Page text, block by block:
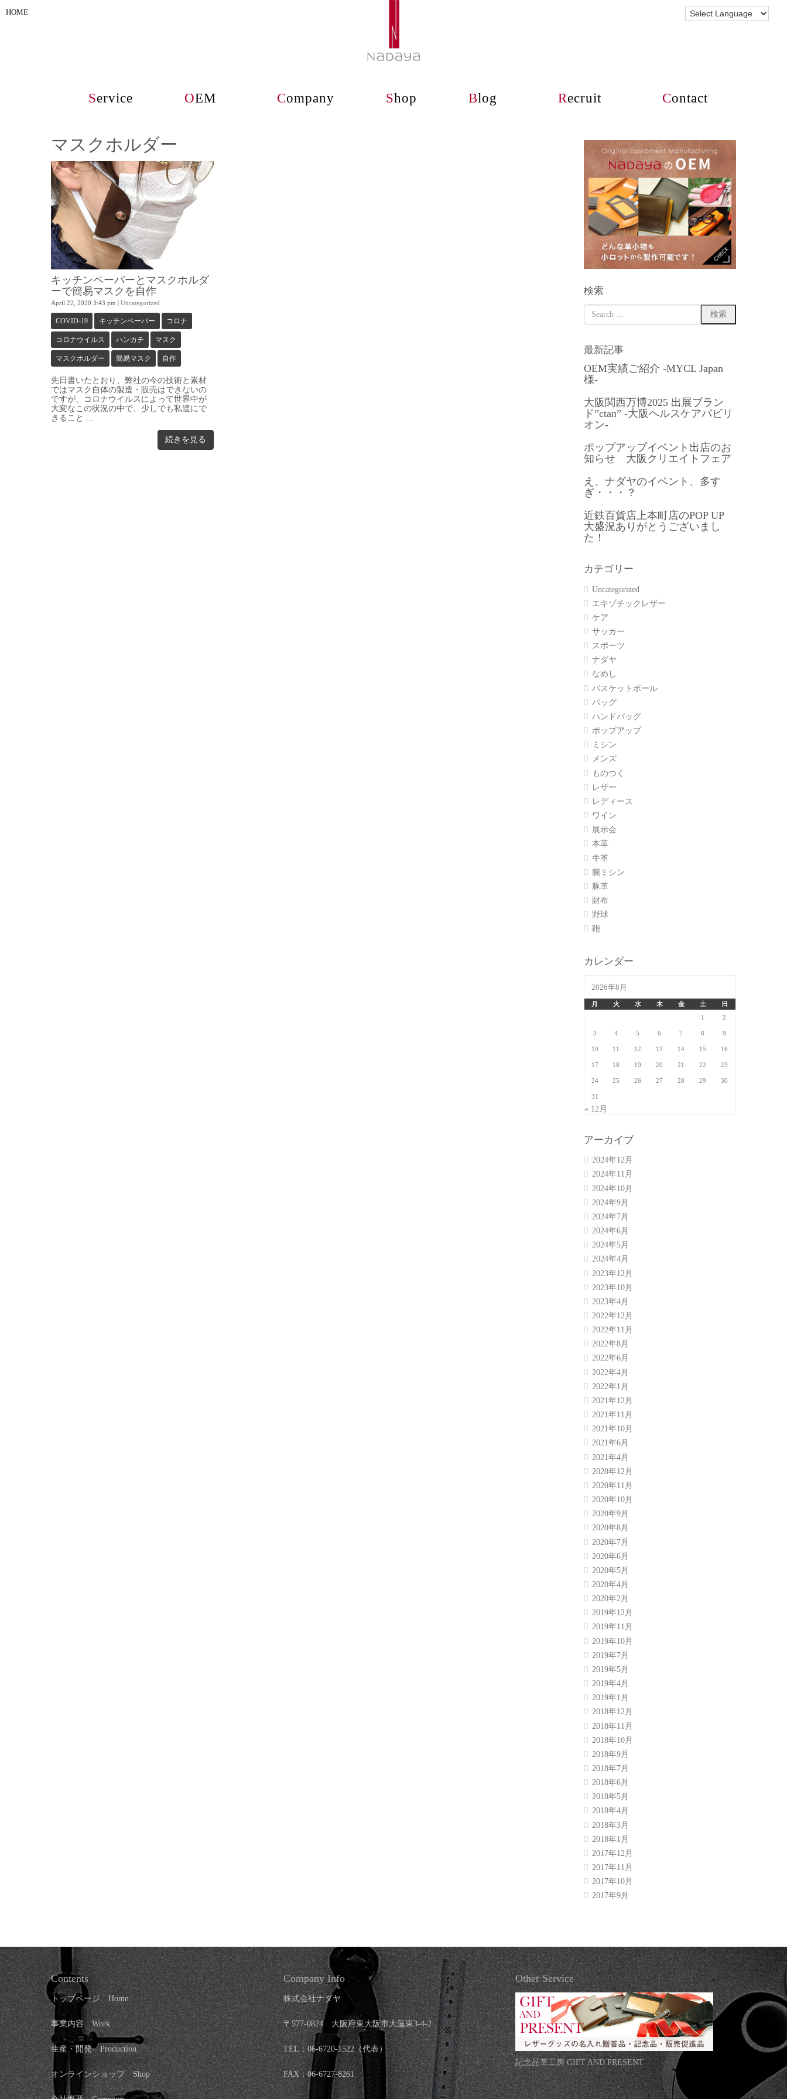
HOME
Service OEM Company Shop Blog Recruit Contact
マスクホルダー
キッチンペーパーとマスクホルダ
ーで簡易マスクを自作
April 22, 2020 3:43 pm Uncategorized
COVID-19 キッチンペーパー コロナ
コロナウイルス ハンカチ マスク
マスクホルダー 簡易マスク 自作
先日書いたとおり、弊社の今の技術と素材
ではマスク自体の製造・販売はできないの
ですが、コロナウイルスによって世界中が
大変なこの状況の中で、少しでも私達にで
きること ...
続きを見る
検索
最新記事
OEM実績ご紹介 -MYCL Japan
様-
大阪関西万博2025 出展ブラン
ド”ctan” -大阪ヘルスケアパビリ
オン-
ポップアップイベント出店のお
知らせ 大阪クリエイトフェア
え、ナダヤのイベント、多す
ぎ・・・？
近鉄百貨店上本町店のPOP UP
大盛況ありがとうございまし
た！
カテゴリー
Uncategorized
エキゾチックレザー
ケア
サッカー
スポーツ
ナダヤ
なめし
バスケットボール
バッグ
ハンドバッグ
ポップアップ
ミシン
メンズ
ものつく
レザー
レディース
ワイン
展示会
本革
牛革
腕ミシン
豚革
財布
野球
鞄
カレンダー
2026年8月
月 火 水 木 金 土
日
1
2
3 4 5 6 7 8 9
10 11 12 13 14 15 16
17 18 19 20 21 22 23
24 25 26 27 28 29 30
31
« 12月
アーカイブ
2024年12月
2024年11月
2024年10月
2024年9月
2024年7月
2024年6月
2024年5月
2024年4月
2023年12月
2023年10月
2023年4月
2022年12月
2022年11月
2022年8月
2022年6月
2022年4月
2022年1月
2021年12月
2021年11月
2021年10月
2021年6月
2021年4月
2020年12月
2020年11月
2020年10月
2020年9月
2020年8月
2020年7月
2020年6月
2020年5月
2020年4月
2020年2月
2019年12月
2019年11月
2019年10月
2019年7月
2019年5月
2019年4月
2019年1月
2018年12月
2018年11月
2018年10月
2018年9月
2018年7月
2018年6月
2018年5月
2018年4月
2018年3月
2018年1月
2017年12月
2017年11月
2017年10月
2017年9月
Contents
トップページHome
事業内容 Work
生産・開発 Production
オンラインショップShop
Company Info
株式会社ナダヤ
〒577-0824 大阪府東大阪市大蓮東3-4-2
TEL：06-6720-1522（代表）
FAX：06-6727-8261
Other Service
記念品革工房 GIFT AND PRESENT